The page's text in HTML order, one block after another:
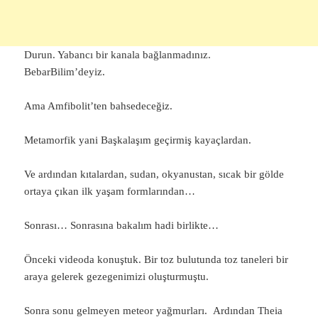
Durun. Yabancı bir kanala bağlanmadınız.
BebarBilim’deyiz.
Ama Amfibolit’ten bahsedeceğiz.
Metamorfik yani Başkalaşım geçirmiş kayaçlardan.
Ve ardından kıtalardan, sudan, okyanustan, sıcak bir gölde
ortaya çıkan ilk yaşam formlarından…
Sonrası… Sonrasına bakalım hadi birlikte…
Önceki videoda konuştuk. Bir toz bulutunda toz taneleri bir
araya gelerek gezegenimizi oluşturmuştu.
Sonra sonu gelmeyen meteor yağmurları. Ardından Theia